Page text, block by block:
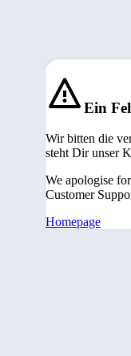
Ein
Wir bitten die
steht Dir unser
We apologise
Customer
Homepage